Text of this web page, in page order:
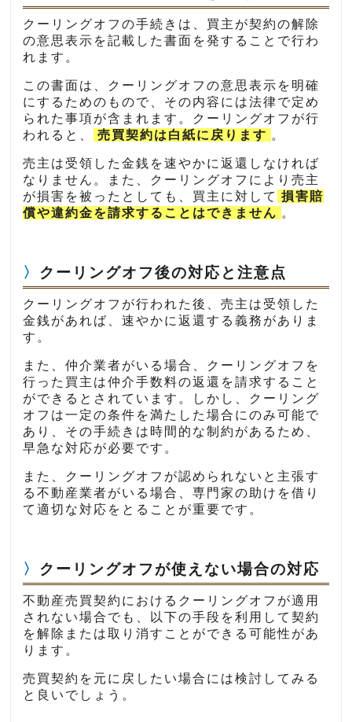
クーリングオフの手続きは、買主が契約の解除
の意思表示を記載した書面を発することで行わ
れます。
この書面は、クーリングオフの意思表示を明確
にするためのもので、その内容には法律で定め
られた事項が含まれます。クーリングオフが行
われると、
売買契約は白紙に戻ります 。
売主は受領した金銭を速やかに返還しなければ
なりません。また、クーリングオフにより売主
が損害を被ったとしても、買主に対して 損害賠
償や違約金を請求することはできません 。
クーリングオフ後の対応と注意点
クーリングオフが行われた後、売主は受領した
金銭があれば、速やかに返還する義務がありま
す。
また、仲介業者がいる場合、クーリングオフを
行った買主は仲介手数料の返還を請求すること
ができるとされています。しかし、クーリング
オフは一定の条件を満たした場合にのみ可能で
あり、その手続きは時間的な制約があるため、
早急な対応が必要です。
また、クーリングオフが認められないと主張す
る不動産業者がいる場合、専門家の助けを借り
て適切な対応をとることが重要です。
クーリングオフが使えない場合の対応
不動産売買契約におけるクーリングオフが適用
されない場合でも、以下の手段を利用して契約
を解除または取り消すことができる可能性があ
ります。
売買契約を元に戻したい場合には検討してみる
と良いでしょう。